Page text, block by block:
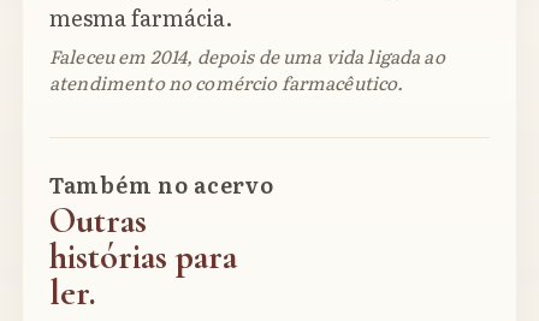
mesma farmácia.
Faleceu em 2014, depois de uma vida ligada ao
atendimento no comércio farmacêutico.
Também no acervo
Outras
histórias para
ler.